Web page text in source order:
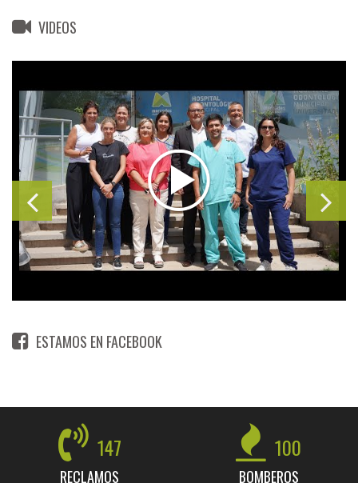
VIDEOS
ESTAMOS EN FACEBOOK
147
RECLAMOS
100
BOMBEROS